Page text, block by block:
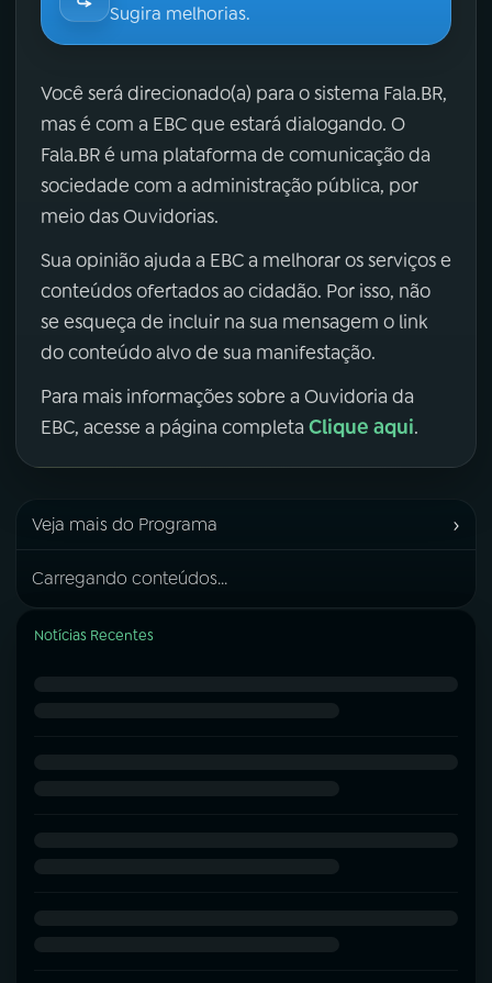
Sugira melhorias.
Você será direcionado(a) para o sistema Fala.BR,
mas é com a EBC que estará dialogando. O
Fala.BR é uma plataforma de comunicação da
sociedade com a administração pública, por
meio das Ouvidorias.
Sua opinião ajuda a EBC a melhorar os serviços e
conteúdos ofertados ao cidadão. Por isso, não
se esqueça de incluir na sua mensagem o link
do conteúdo alvo de sua manifestação.
Para mais informações sobre a Ouvidoria da
EBC, acesse a página completa Clique aqui.
Veja mais do Programa ›
Carregando conteúdos...
Notícias Recentes